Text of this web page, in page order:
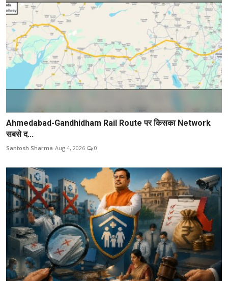
Ahmedabad-Gandhidham Rail Route पर किसका Network
सबसे द...
Santosh Sharma Aug 4, 2026 0